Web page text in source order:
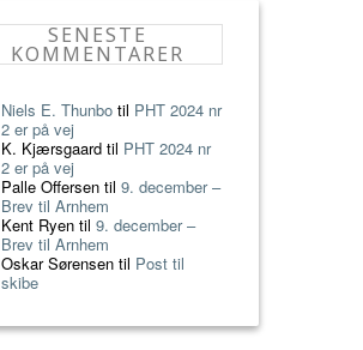
SENESTE
KOMMENTARER
Niels E. Thunbo til PHT 2024 nr
2 er på vej
K. Kjærsgaard til PHT 2024 nr
2 er på vej
Palle Offersen til 9. december –
Brev til Arnhem
Kent Ryen til 9. december –
Brev til Arnhem
Oskar Sørensen til Post til
skibe